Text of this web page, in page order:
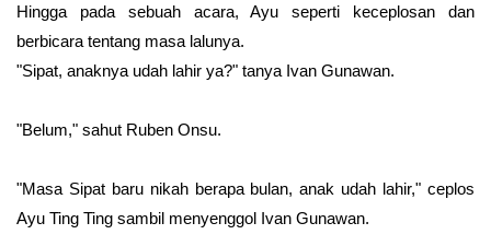
Hingga pada sebuah acara, Ayu seperti keceplosan dan
berbicara tentang masa lalunya.
"Sipat, anaknya udah lahir ya?" tanya Ivan Gunawan.
"Belum," sahut Ruben Onsu.
"Masa Sipat baru nikah berapa bulan, anak udah lahir," ceplos
Ayu Ting Ting sambil menyenggol Ivan Gunawan.